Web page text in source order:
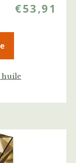
€53,91
huile